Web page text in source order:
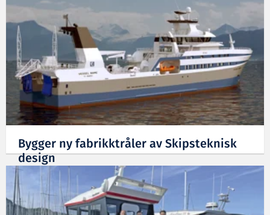
Bygger ny fabrikktråler av Skipsteknisk
design
03.11.2023